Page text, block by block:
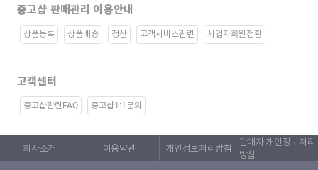
중고샵 판매관리 이용안내
상품등록 상품배송 정산 고객서비스관련 사업자회원전환
고객센터
중고샵관련FAQ 중고샵1:1문의
회사소개 이용약관 개인정보처리방침
판매자 개인정보처리
방침